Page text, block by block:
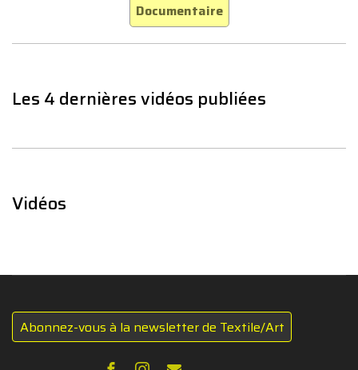
Documentaire
Les 4 dernières vidéos publiées
Vidéos
Abonnez-vous à la newsletter de Textile/Art